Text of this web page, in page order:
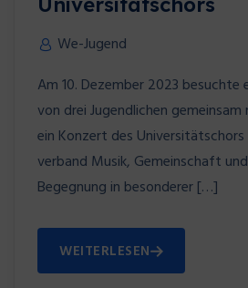
We-Jugend
Am 10. Dezember 2023 besuchte
von drei Jugendlichen
ein Konzert des
verband Musik, Gemeinschaft
Begegnung in besonderer […]
WEITERLESEN